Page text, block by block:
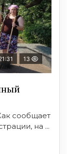
13
сообщает
на ...